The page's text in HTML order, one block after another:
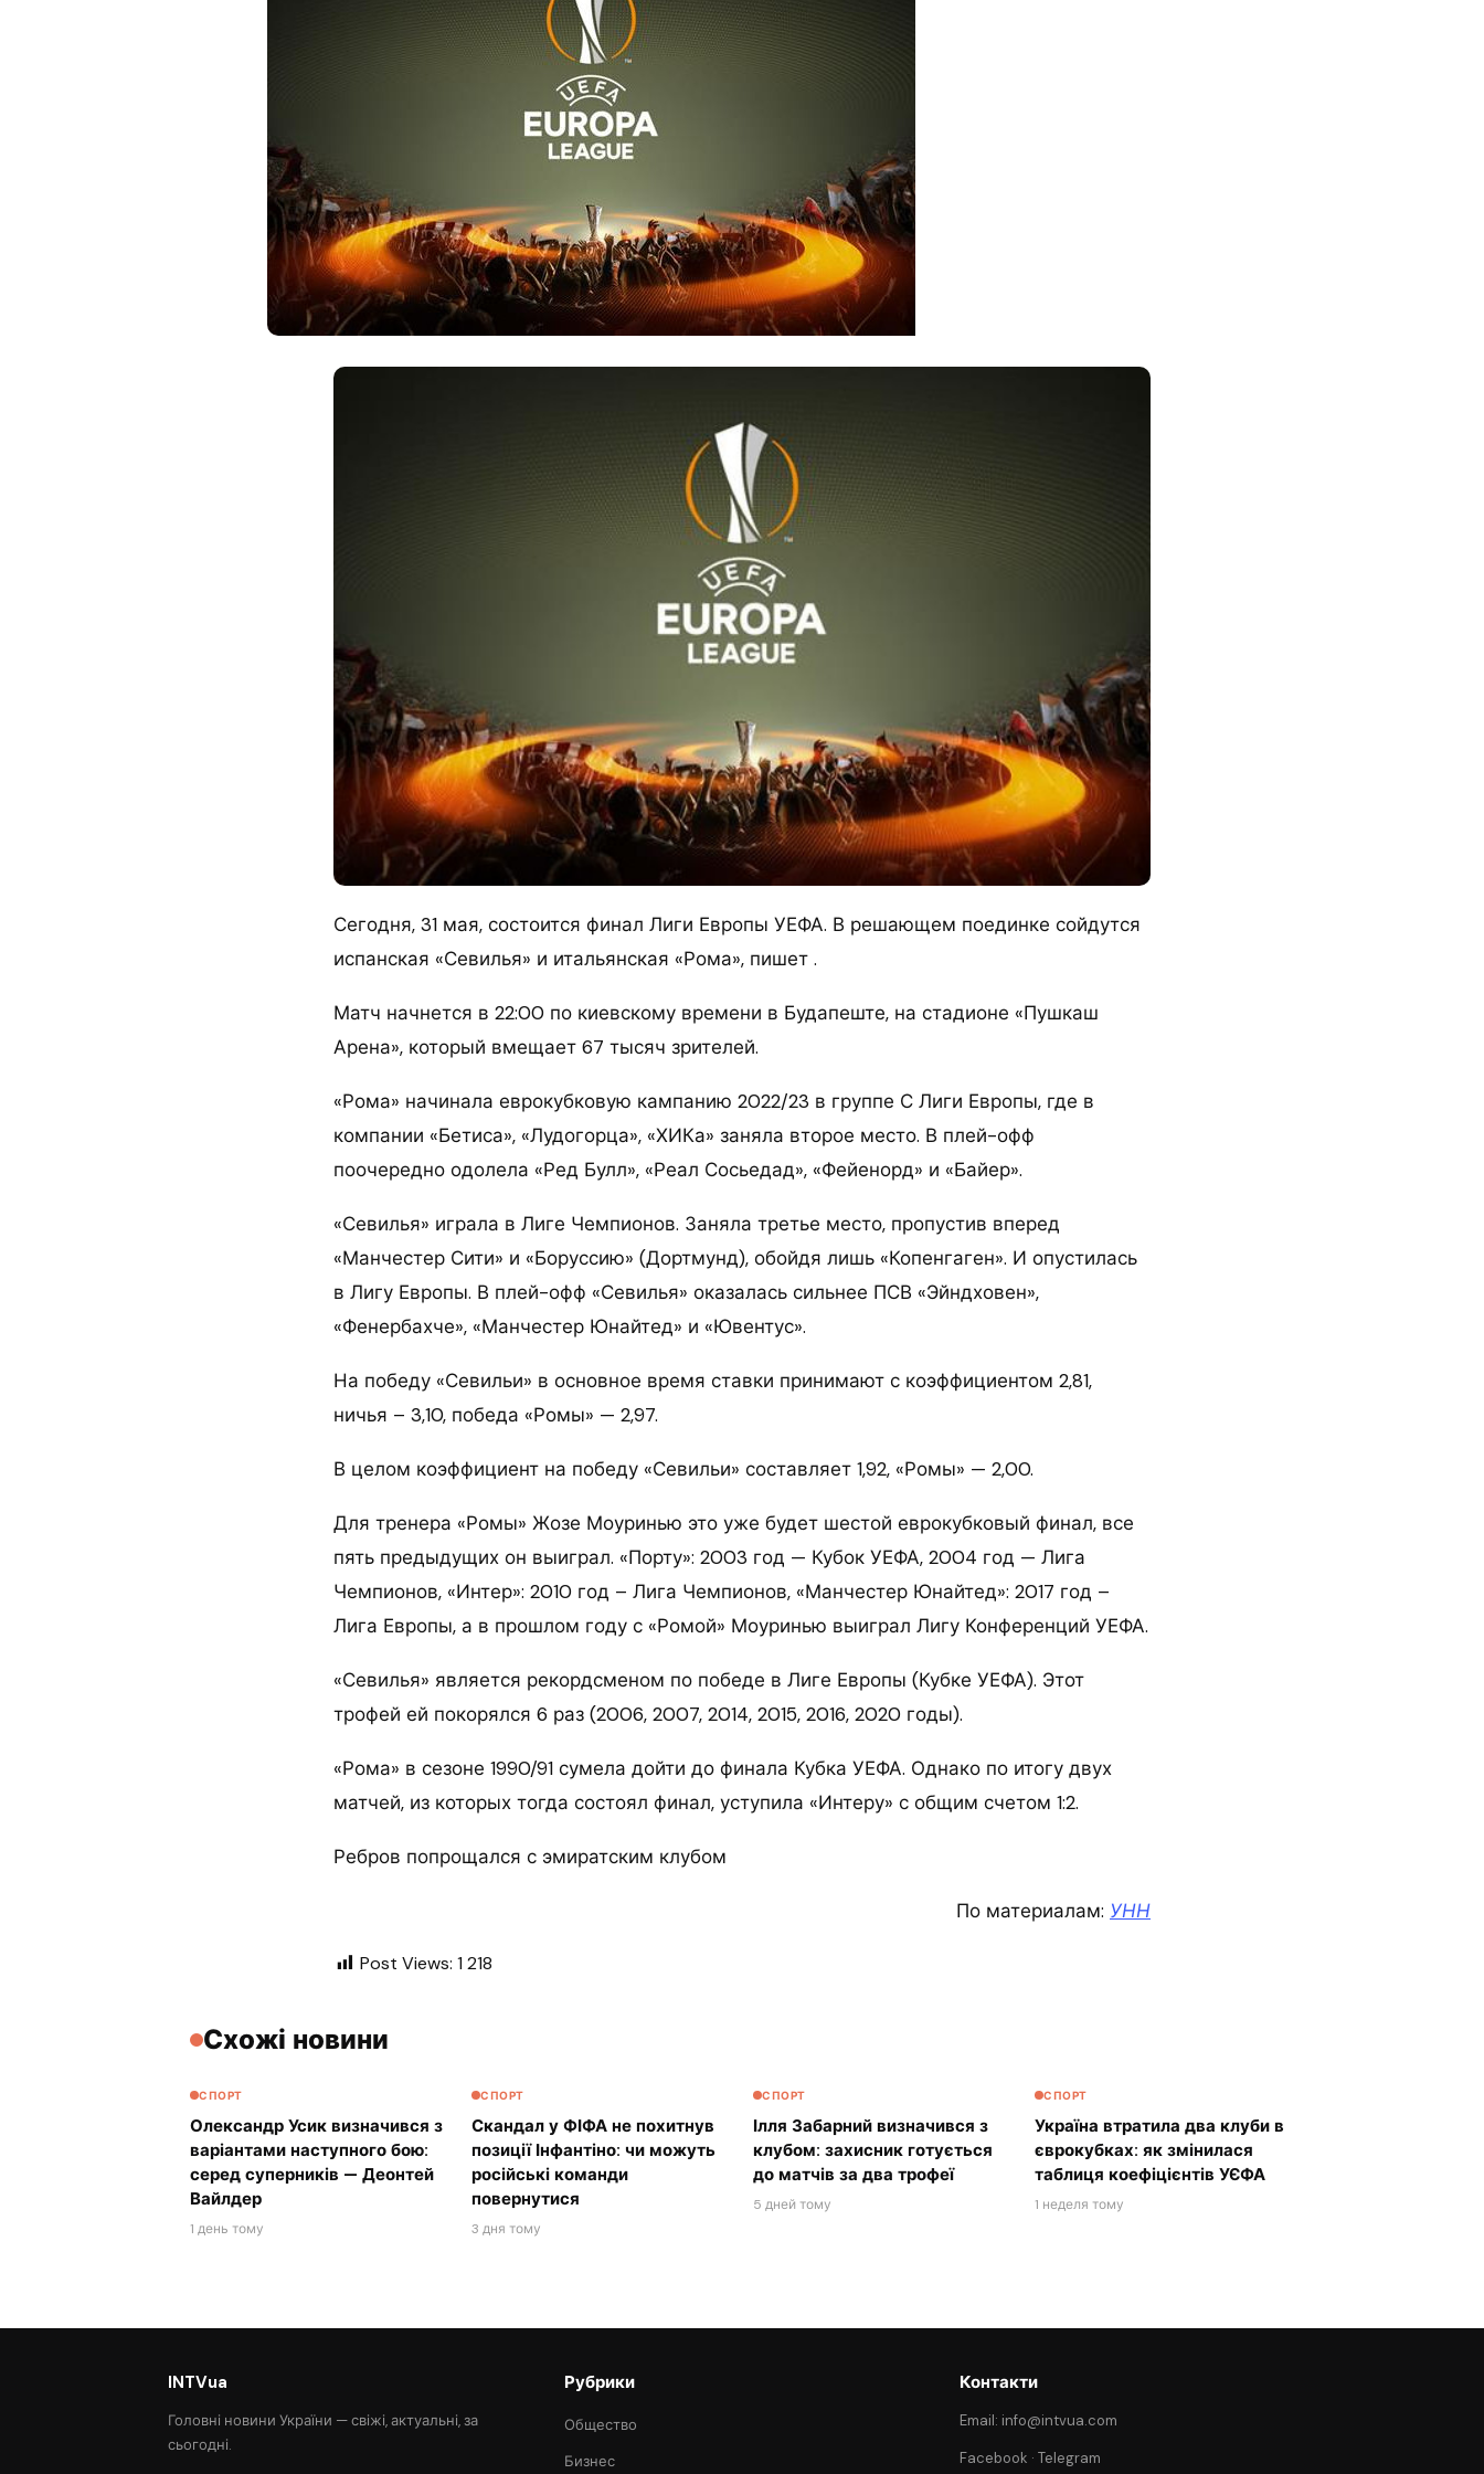
Сегодня, 31 мая, состоится финал Лиги Европы УЕФА. В решающем поединке сойдутся
испанская «Севилья» и итальянская «Рома», пишет .
Матч начнется в 22:00 по киевскому времени в Будапеште, на стадионе «Пушкаш
Арена», который вмещает 67 тысяч зрителей.
«Рома» начинала еврокубковую кампанию 2022/23 в группе С Лиги Европы, где в
компании «Бетиса», «Лудогорца», «ХИКа» заняла второе место. В плей-офф
поочередно одолела «Ред Булл», «Реал Сосьедад», «Фейенорд» и «Байер».
«Севилья» играла в Лиге Чемпионов. Заняла третье место, пропустив вперед
«Манчестер Сити» и «Боруссию» (Дортмунд), обойдя лишь «Копенгаген». И опустилась
в Лигу Европы. В плей-офф «Севилья» оказалась сильнее ПСВ «Эйндховен»,
«Фенербахче», «Манчестер Юнайтед» и «Ювентус».
На победу «Севильи» в основное время ставки принимают с коэффициентом 2,81,
ничья – 3,10, победа «Ромы» — 2,97.
В целом коэффициент на победу «Севильи» составляет 1,92, «Ромы» — 2,00.
Для тренера «Ромы» Жозе Моуринью это уже будет шестой еврокубковый финал, все
пять предыдущих он выиграл. «Порту»: 2003 год — Кубок УЕФА, 2004 год — Лига
Чемпионов, «Интер»: 2010 год – Лига Чемпионов, «Манчестер Юнайтед»: 2017 год –
Лига Европы, а в прошлом году с «Ромой» Моуринью выиграл Лигу Конференций УЕФА.
«Севилья» является рекордсменом по победе в Лиге Европы (Кубке УЕФА). Этот
трофей ей покорялся 6 раз (2006, 2007, 2014, 2015, 2016, 2020 годы).
«Рома» в сезоне 1990/91 сумела дойти до финала Кубка УЕФА. Однако по итогу двух
матчей, из которых тогда состоял финал, уступила «Интеру» с общим счетом 1:2.
Ребров попрощался с эмиратским клубом
По материалам: УНН
Post Views: 1 218
Схожі новини
СПОРТ
Олександр Усик визначився з
варіантами наступного бою:
серед суперників — Деонтей
Вайлдер
1 день тому
СПОРТ
Скандал у ФІФА не похитнув
позиції Інфантіно: чи можуть
російські команди
повернутися
3 дня тому
СПОРТ
Ілля Забарний визначився з
клубом: захисник готується
до матчів за два трофеї
5 дней тому
СПОРТ
Україна втратила два клуби в
єврокубках: як змінилася
таблиця коефіцієнтів УЄФА
1 неделя тому
INTVua
Головні новини України — свіжі, актуальні, за
сьогодні.
Рубрики
Общество
Бизнес
Контакти
Email: info@intvua.com
Facebook ·Telegram